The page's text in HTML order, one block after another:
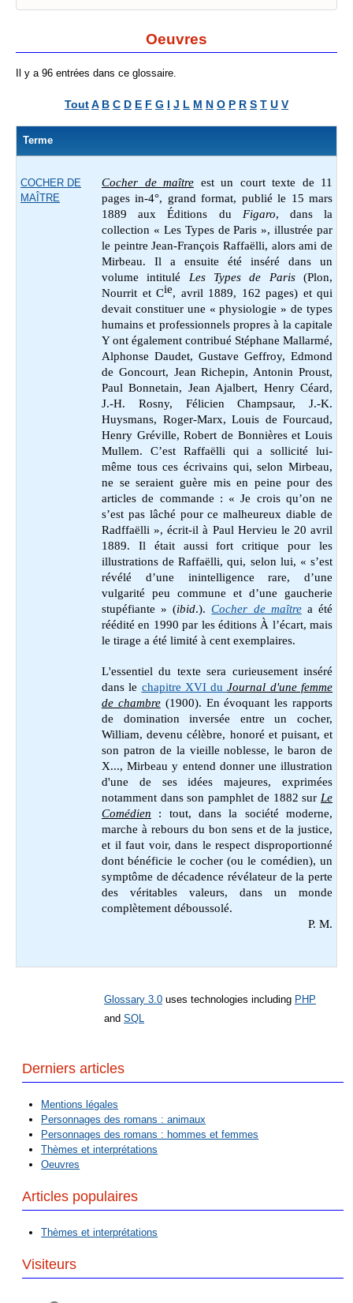
Oeuvres
Il y a 96 entrées dans ce glossaire.
ToutA B C D E F G I J L M N O P R S T U V
Terme
COCHER DE
MAÎTRE
Cocher de maître est un court texte de 11
pages in-4°, grand format, publié le 15 mars
1889 aux Éditions du Figaro, dans la
collection « Les Types de Paris », illustrée par
le peintre Jean-François Raffaëlli, alors ami de
Mirbeau. Il a ensuite été inséré dans un
volume intitulé Les Types de Paris(Plon,
Nourrit et Cie, avril 1889, 162 pages) et qui
devait constituer une « physiologie » de types
humains et professionnels propres à la capitale
Y ont également contribué Stéphane Mallarmé,
Alphonse Daudet, Gustave Geffroy, Edmond
de Goncourt, Jean Richepin, Antonin Proust,
Paul Bonnetain, Jean Ajalbert, Henry Céard,
J.-H. Rosny, Félicien Champsaur, J.-K.
Huysmans, Roger-Marx, Louis de Fourcaud,
Henry Gréville, Robert de Bonnières et Louis
Mullem. C’est Raffaëlli qui a sollicité lui-
même tous ces écrivains qui, selon Mirbeau,
ne se seraient guère mis en peine pour des
articles de commande : « Je crois qu’on ne
s’est pas lâché pour ce malheureux diable de
Radffaëlli », écrit-il à Paul Hervieu le 20 avril
1889. Il était aussi fort critique pour les
illustrations de Raffaëlli, qui, selon lui, « s’est
révélé d’une inintelligence rare, d’une
vulgarité peu commune et d’une gaucherie
stupéfiante » (ibid.).Cocher de maître a été
réédité en 1990 par les éditions À l’écart, mais
le tirage a été limité à cent exemplaires.
L'essentiel du texte sera curieusement inséré
dans le chapitre XVI duJournal d'une femme
de chambre(1900). En évoquant les rapports
de domination inversée entre un cocher,
William, devenu célèbre, honoré et puisant, et
son patron de la vieille noblesse, le baron de
X..., Mirbeau y entend donner une illustration
d'une de ses idées majeures, exprimées
notamment dans son pamphlet de 1882 sur Le
Comédien : tout, dans la société moderne,
marche à rebours du bon sens et de la justice,
et il faut voir, dans le respect disproportionné
dont bénéficie le cocher (ou le comédien), un
symptôme de décadence révélateur de la perte
des véritables valeurs, dans un monde
complètement déboussolé.
P. M.
Glossary 3.0 uses technologies including PHP
and SQL
Derniers articles
Mentions légales
Personnages des romans : animaux
Personnages des romans : hommes et femmes
Thèmes et interprétations
Oeuvres
Articles populaires
Thèmes et interprétations
Visiteurs